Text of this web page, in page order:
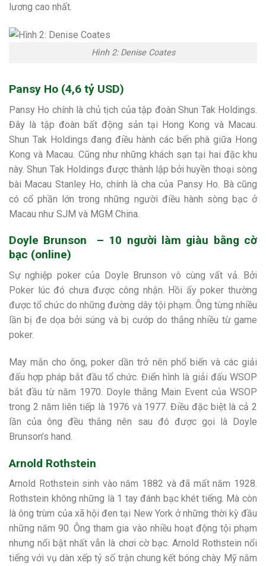
lương cao nhất.
Hình 2: Denise Coates
Pansy Ho (4,6 tỷ USD)
Pansy Ho chính là chủ tịch của tập đoàn Shun Tak Holdings.
Đây là tập đoàn bất động sản tại Hong Kong và Macau.
Shun Tak Holdings đang điều hành các bến phà giữa Hong
Kong và Macau. Cũng như những khách sạn tại hai đặc khu
này. Shun Tak Holdings được thành lập bởi huyền thoại sòng
bài Macau Stanley Ho, chính là cha của Pansy Ho. Bà cũng
có cổ phần lớn trong những người điều hành sòng bạc ở
Macau như SJM và MGM China.
Doyle Brunson – 10 người làm giàu bằng cờ
bạc (online)
Sự nghiệp poker của Doyle Brunson vô cùng vất vả. Bởi
Poker lúc đó chưa được công nhận. Hồi ấy poker thường
được tổ chức do những đường dây tội phạm. Ông từng nhiều
lần bị đe dọa bởi súng và bị cướp do thắng nhiều từ game
poker.
May mắn cho ông, poker dần trở nên phổ biến và các giải
đấu hợp pháp bắt đầu tổ chức. Điển hình là giải đấu WSOP
bắt đầu từ năm 1970. Doyle thắng Main Event của WSOP
trong 2 năm liên tiếp là 1976 và 1977. Điều đặc biệt là cả 2
lần của ông đều thắng nên sau đó được gọi là Doyle
Brunson’s hand.
Arnold Rothstein
Arnold Rothstein sinh vào năm 1882 và đã mất năm 1928.
Rothstein không những là 1 tay đánh bạc khét tiếng. Mà còn
là ông trùm của xã hội đen tại New York ở những thời kỳ đầu
những năm 90. Ông tham gia vào nhiều hoạt động tội phạm
nhưng nổi bật nhất vẫn là chơi cờ bạc. Arnold Rothstein nổi
tiếng với vụ dàn xếp tỷ số trận chung kết bóng chày Mỹ năm